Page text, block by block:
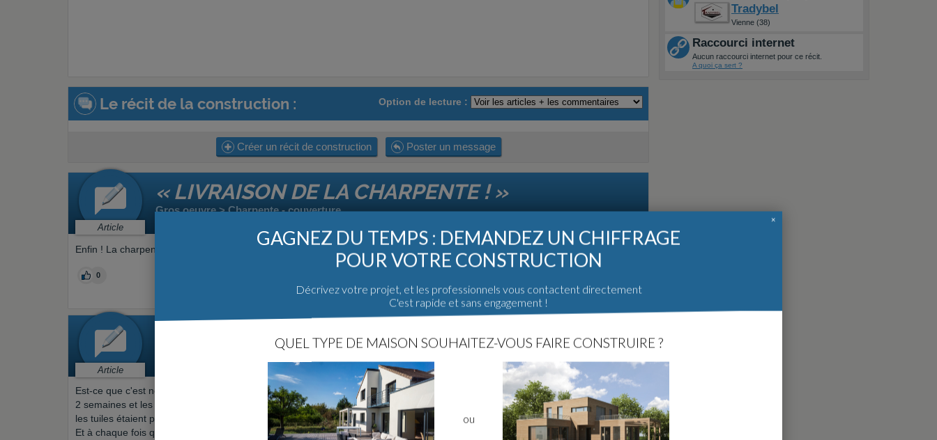
Option de lecture :
Le récit de la construction :
Créer un récit de construction Poster un message
Article
« LIVRAISON DE LA CHARPENTE ! »
Gros oeuvre > Charpente - couverture
Enfin ! La charpente tant attendue a été livrée hier !
0
Article
« L'ATTENTE... »
Gros oeuvre > Charpente - couverture
le 05/11/2015 à 19h53
Est-ce que c'est normal que les ouvriers ne travaillent pas tout les jours sur le chantier... La charpente à été livrée et posée il y a
2 semaines et les tuiles n'ont toujours pas été posées alors que j'ai vu dans certains récits de construction que la charpente et
les tuiles étaient parfois posées la même journée...
Et à chaque fois que nous allons sur le chantier en semaine il n'y a personne... À ce rythme là c'est sûr que la construction va
Tradybel
Vienne (38)
Raccourci internet
Aucun raccourci internet pour ce récit.
A quoi ça sert ?
GAGNEZ DU TEMPS : DEMANDEZ UN CHIFFRAGE
POUR VOTRE CONSTRUCTION
Décrivez votre projet, et les professionnels vous contactent directement
C'est rapide et sans engagement !
QUEL TYPE DE MAISON SOUHAITEZ-VOUS FAIRE CONSTRUIRE ?
ou
×